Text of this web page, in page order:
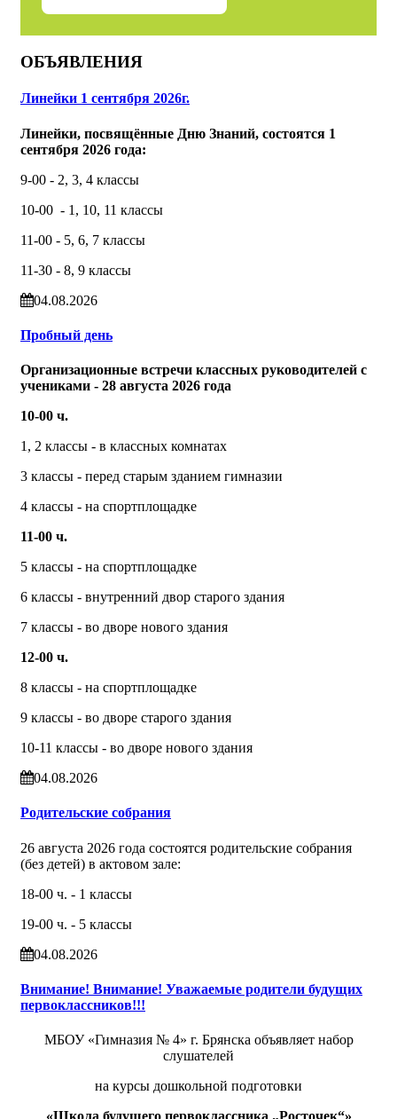
ОБЪЯВЛЕНИЯ
Линейки 1 сентября 2026г.
Линейки, посвящённые Дню Знаний, состоятся 1
сентября 2026 года:
9-00 - 2, 3, 4 классы
10-00 - 1, 10, 11 классы
11-00 - 5, 6, 7 классы
11-30 - 8, 9 классы
04.08.2026
Пробный день
Организационные встречи классных руководителей с
учениками - 28 августа 2026 года
10-00 ч.
1, 2 классы - в классных комнатах
3 классы - перед старым зданием гимназии
4 классы - на спортплощадке
11-00 ч.
5 классы - на спортплощадке
6 классы - внутренний двор старого здания
7 классы - во дворе нового здания
12-00 ч.
8 классы - на спортплощадке
9 классы - во дворе старого здания
10-11 классы - во дворе нового здания
04.08.2026
Родительские собрания
26 августа 2026 года состоятся родительские собрания
(без детей) в актовом зале:
18-00 ч. - 1 классы
19-00 ч. - 5 классы
04.08.2026
Внимание! Внимание! Уважаемые родители будущих
первоклассников!!!
МБОУ «Гимназия № 4» г. Брянска объявляет набор
слушателей
на курсы дошкольной подготовки
«Школа будущего первоклассника „Росточек“»